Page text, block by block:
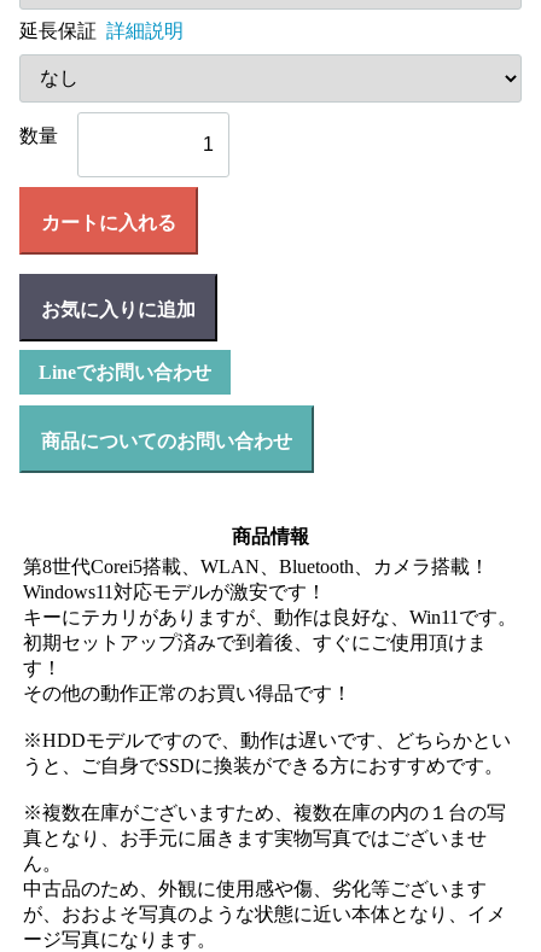
延長保証 詳細説明
数量
カートに入れる
お気に入りに追加
Lineでお問い合わせ
商品についてのお問い合わせ
商品情報
第8世代Corei5搭載、WLAN、Bluetooth、カメラ搭載！
Windows11対応モデルが激安です！
キーにテカリがありますが、動作は良好な、Win11です。
初期セットアップ済みで到着後、すぐにご使用頂けま
す！
その他の動作正常のお買い得品です！
※HDDモデルですので、動作は遅いです、どちらかとい
うと、ご自身でSSDに換装ができる方におすすめです。
※複数在庫がございますため、複数在庫の内の１台の写
真となり、お手元に届きます実物写真ではございませ
ん。
中古品のため、外観に使用感や傷、劣化等ございます
が、おおよそ写真のような状態に近い本体となり、イメ
ージ写真になります。